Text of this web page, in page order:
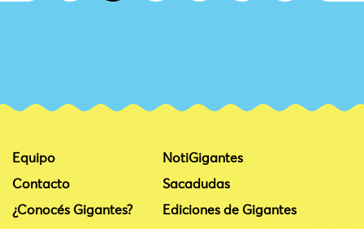
Equipo
Contacto
¿Conocés Gigantes?
NotiGigantes
Sacadudas
Ediciones de Gigantes